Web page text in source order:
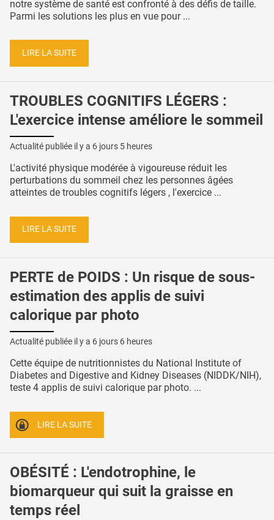
notre système de santé est confronté à des défis de taille.
Parmi les solutions les plus en vue pour ...
LIRE LA SUITE
TROUBLES COGNITIFS LÉGERS :
L'exercice intense améliore le sommeil
Actualité publiée il y a 6 jours 5 heures
L'activité physique modérée à vigoureuse réduit les
perturbations du sommeil chez les personnes âgées
atteintes de troubles cognitifs légers , l'exercice ...
LIRE LA SUITE
PERTE de POIDS : Un risque de sous-
estimation des applis de suivi
calorique par photo
Actualité publiée il y a 6 jours 6 heures
Cette équipe de nutritionnistes du National Institute of
Diabetes and Digestive and Kidney Diseases (NIDDK/NIH),
teste 4 applis de suivi calorique par photo. ...
LIRE LA SUITE
OBÉSITÉ : L'endotrophine, le
biomarqueur qui suit la graisse en
temps réel